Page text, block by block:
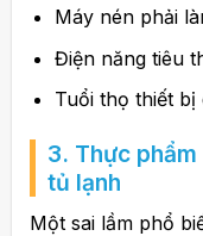
Máy nén phải
Điện năng tiêu
Tuổi thọ thiết
3. Thực
tủ lạnh
Một sai lầm phổ